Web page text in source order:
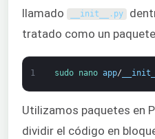
llamado
__init__ . py
tratado como un
1 sudo nano app/ __init__
Utilizamos paquetes en
dividir el código en